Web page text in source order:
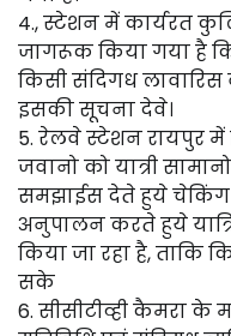
4., स्टेशन में कार्यरत
जागरूक किया गया है
किसी संदिगध लावारिस
इसकी सूचना देवे।
5. रेलवे स्टेशन रायपुर
जवानो को यात्री
समझाईस देते हुये
अनुपालन करते हुये
किया जा रहा है, ताकि
सके
6. सीसीटीव्ही कैमरा के